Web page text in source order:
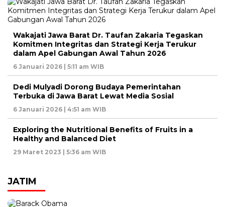
Wakajati Jawa Barat Dr. Taufan Zakaria Tegaskan
Komitmen Integritas dan Strategi Kerja Terukur
dalam Apel Gabungan Awal Tahun 2026
6 Januari 2026 | 5:11 am WIB
Dedi Mulyadi Dorong Budaya Pemerintahan
Terbuka di Jawa Barat Lewat Media Sosial
6 Januari 2026 | 4:51 am WIB
Exploring the Nutritional Benefits of Fruits in a
Healthy and Balanced Diet
29 Maret 2023 | 5:36 am WIB
JATIM